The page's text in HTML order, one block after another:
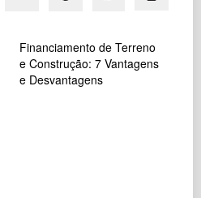
Financiamento de Terreno
e Construção: 7 Vantagens
e Desvantagens